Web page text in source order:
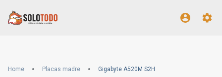
Home Placas madre Gigabyte A520M S2H